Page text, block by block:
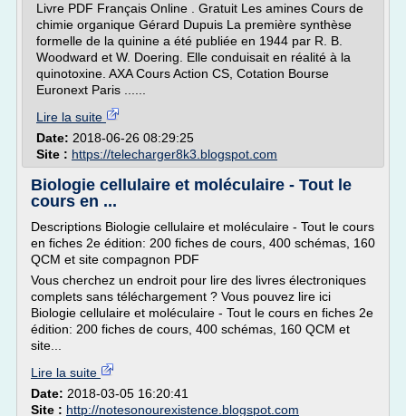
Livre PDF Français Online . Gratuit Les amines Cours de
chimie organique Gérard Dupuis La première synthèse
formelle de la quinine a été publiée en 1944 par R. B.
Woodward et W. Doering. Elle conduisait en réalité à la
quinotoxine. AXA Cours Action CS, Cotation Bourse
Euronext Paris ......
Lire la suite
Date: 2018-06-26 08:29:25
Site : https://telecharger8k3.blogspot.com
Biologie cellulaire et moléculaire - Tout le
cours en ...
Descriptions Biologie cellulaire et moléculaire - Tout le cours
en fiches 2e édition: 200 fiches de cours, 400 schémas, 160
QCM et site compagnon PDF
Vous cherchez un endroit pour lire des livres électroniques
complets sans téléchargement ? Vous pouvez lire ici
Biologie cellulaire et moléculaire - Tout le cours en fiches 2e
édition: 200 fiches de cours, 400 schémas, 160 QCM et
site...
Lire la suite
Date: 2018-03-05 16:20:41
Site : http://notesonourexistence.blogspot.com